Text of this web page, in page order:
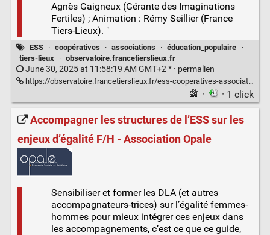
Agnès Gaigneux (Gérante des Imaginations
Fertiles) ; Animation : Rémy Seillier (France
Tiers-Lieux). "
ESS · coopératives · associations · éducation_populaire
·
tiers-lieux
· observatoire.francetierslieux.fr
June 30, 2025 at 11:58:19 AM GMT+2 * · permalien
https://observatoire.francetierslieux.fr/ess-cooperatives-associations-education-populaire-tiers-lieux-quelles-alliances/
· · 1 click
Accompagner les structures de l’ESS sur les
enjeux d’égalité F/H - Association Opale
Sensibiliser et former les DLA (et autres
accompagnateurs-trices) sur l’égalité femmes-
hommes pour mieux intégrer ces enjeux dans
les accompagnements, c’est ce que ce guide,